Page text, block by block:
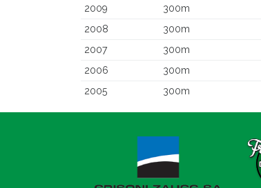
2009 300m
2008 300m
2007 300m
2006 300m
2005 300m